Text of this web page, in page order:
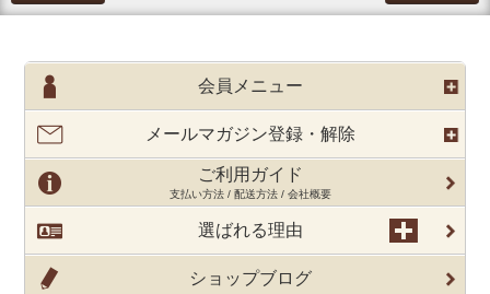
会員メニュー
メールマガジン登録・解除
ご利用ガイド
支払い方法 / 配送方法 / 会社概要
選ばれる理由
ショップブログ